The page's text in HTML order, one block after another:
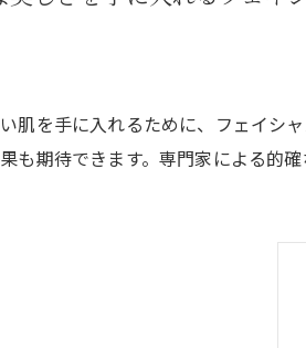
肌を手に入れるために、フェイシ
も期待できます。専門家による的